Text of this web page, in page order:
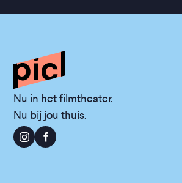
Nu in het filmtheater.
Nu bij jou thuis.